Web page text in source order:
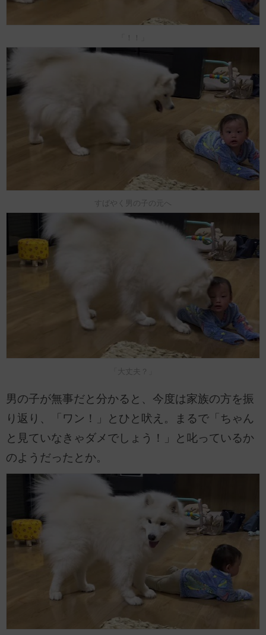
「！！」
すばやく男の子の元へ
「大丈夫？」
男の子が無事だと分かると、今度は家族の方を振
り返り、「ワン！」とひと吠え。まるで「ちゃん
と見ていなきゃダメでしょう！」と叱っているか
のようだったとか。